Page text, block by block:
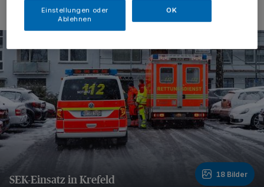
SEK-Einsatz in Krefeld 18 Bilder
Einstellungen oder
Ablehnen
OK